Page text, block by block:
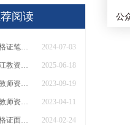
阅读
上海24下教师资格证笔试网上缴费截止时间【交费须知】 2024-07-03
2025下半年黑龙江教资笔试准考证什么时候打印 2025-06-18
无锡2023下半年教师资格考试分数线划分：公布|合格|复核 2023-09-19
2023下半年深圳教师资格证报考条件有哪些？ 2023-04-11
24年西藏教师资格证面试上半年报名时间 具体几月几号 2024-02-24
公